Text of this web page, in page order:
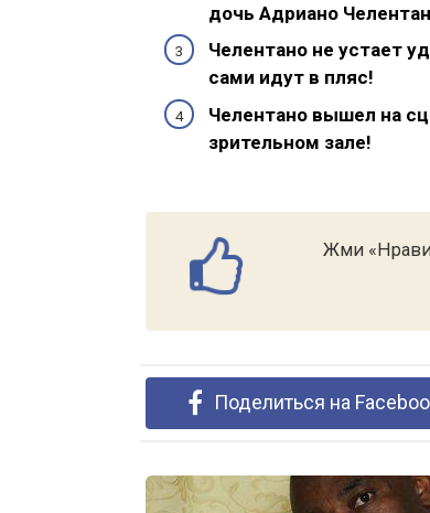
дочь Адриано
Челентано не устает
сами идут в пляс!
Челентано вышел на
зрительном зале!
Жми
Поделиться на